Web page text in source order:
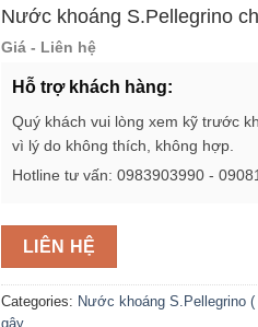
Nước khoáng S.Pellegrino
Giá - Liên hệ
Hỗ trợ khách hàng:
Quý khách vui lòng xem kỹ trước
vì lý do không thích, không hợp.
Hotline tư vấn: 0983903990 -
LIÊN HỆ
Categories: Nước khoáng S.Pellegrino (
gây